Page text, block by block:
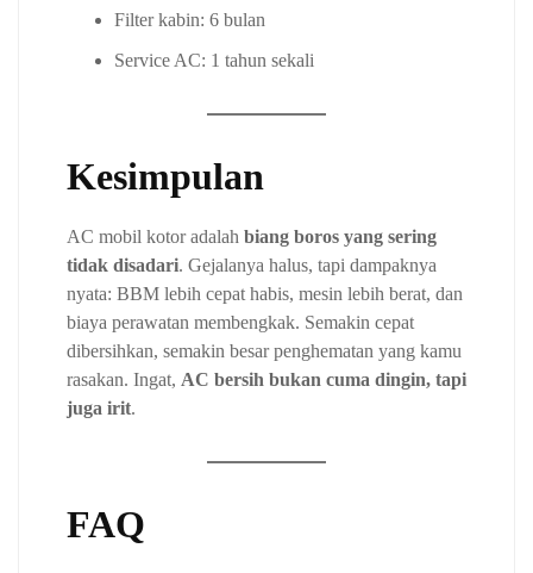
Filter kabin: 6 bulan
Service AC: 1 tahun sekali
Kesimpulan
AC mobil kotor adalah biang boros yang sering
tidak disadari. Gejalanya halus, tapi dampaknya
nyata: BBM lebih cepat habis, mesin lebih berat, dan
biaya perawatan membengkak. Semakin cepat
dibersihkan, semakin besar penghematan yang kamu
rasakan. Ingat, AC bersih bukan cuma dingin, tapi
juga irit.
FAQ